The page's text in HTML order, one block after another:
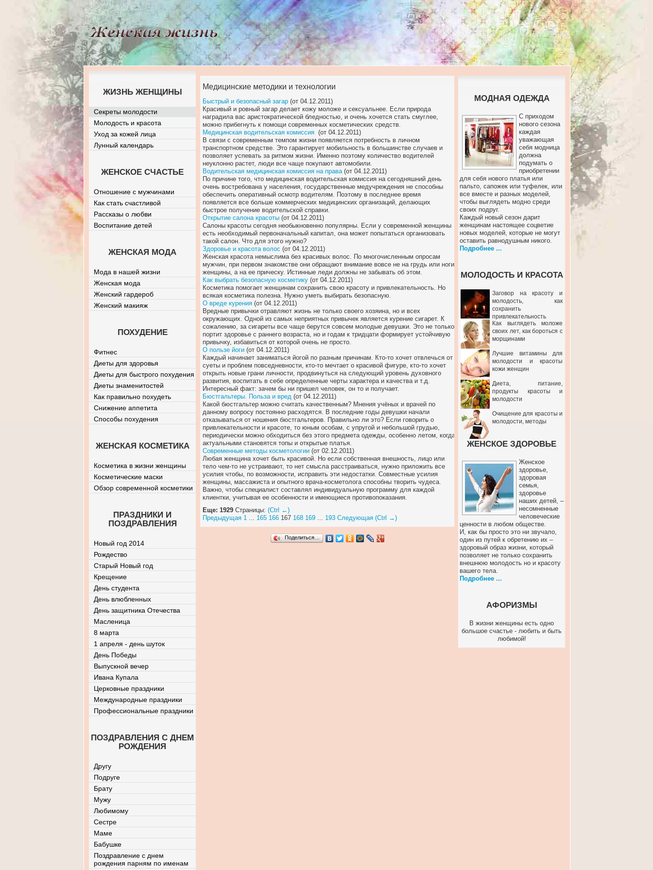
Медицинские методики и технологии
Быстрый и безопасный загар (от 04.12.2011)
Красивый и ровный загар делает кожу моложе и сексуальнее. Если природа
наградила вас аристократической бледностью, и очень хочется стать смуглее,
можно прибегнуть к помощи современных косметических средств.
Медицинская водительская комиссия (от 04.12.2011)
В связи с современным темпом жизни появляется потребность в личном
транспортном средстве. Это гарантирует мобильность в большинстве случаев и
позволяет успевать за ритмом жизни. Именно поэтому количество водителей
неуклонно растет, люди все чаще покупают автомобили.
Водительская медицинская комиссия на права(от 04.12.2011)
По причине того, что медицинская водительская комиссия на сегодняшний день
очень востребована у населения, государственные медучреждения не способны
обеспечить оперативный осмотр водителям. Поэтому в последнее время
появляется все больше коммерческих медицинских организаций, делающих
быстрое получение водительской справки.
Открытие салона красоты (от 04.12.2011)
Салоны красоты сегодня необыкновенно популярны. Если у современной женщины
есть необходимый первоначальный капитал, она может попытаться организовать
такой салон. Что для этого нужно?
Здоровье и красота волос (от 04.12.2011)
Женская красота немыслима без красивых волос. По многочисленным опросам
мужчин, при первом знакомстве они обращают внимание вовсе не на грудь или ноги
женщины, а на ее прическу. Истинные леди должны не забывать об этом.
Как выбрать безопасную косметику (от 04.12.2011)
Косметика помогает женщинам сохранить свою красоту и привлекательность. Но
всякая косметика полезна. Нужно уметь выбирать безопасную.
О вреде курения (от 04.12.2011)
Вредные привычки отравляют жизнь не только своего хозяина, но и всех
окружающих. Одной из самых неприятных привычек является курение сигарет. К
сожалению, за сигареты все чаще берутся совсем молодые девушки. Это не только
портит здоровье с раннего возраста, но и годам к тридцати формирует устойчивую
привычку, избавиться от которой очень не просто.
О пользе йоги (от 04.12.2011)
Каждый начинает заниматься йогой по разным причинам. Кто-то хочет отвлечься от
суеты и проблем повседневности, кто-то мечтает о красивой фигуре, кто-то хочет
открыть новые грани личности, продвинуться на следующий уровень духовного
развития, воспитать в себе определенные черты характера и качества и т.д.
Интересный факт: зачем бы ни пришел человек, он то и получает.
Бюстгальтеры. Польза и вред (от 04.12.2011)
Какой бюстгальтер можно считать качественным? Мнения учёных и врачей по
данному вопросу постоянно расходятся. В последние годы девушки начали
отказываться от ношения бюстгальтеров. Правильно ли это? Если говорить о
привлекательности и красоте, то юным особам, с упругой и небольшой грудью,
периодически можно обходиться без этого предмета одежды, особенно летом, когда
актуальными становятся топы и открытые платья.
Современные методы косметологии (от 02.12.2011)
Любая женщина хочет быть красивой. Но если собственная внешность, лицо или
тело чем-то не устраивают, то нет смысла расстраиваться, нужно приложить все
усилия чтобы, по возможности, исправить эти недостатки. Совместные усилия
женщины, массажиста и опытного врача-косметолога способны творить чудеса.
Важно, чтобы специалист составлял индивидуальную программу для каждой
клиентки, учитывая ее особенности и имеющиеся противопоказания.
Еще: 1929 Страницы: (Ctrl ←)
Предыдущая 1 ... 165 166 167 168 169 ... 193 Следующая (Ctrl →)
Поделиться…
МОДНАЯ ОДЕЖДА
С приходом
нового сезона
каждая
уважающая
себя модница
должна
подумать о
приобретении
для себя нового платья или
пальто, сапожек или туфелек, или
все вместе и разных моделей,
чтобы выглядеть модно среди
своих подруг.
Каждый новый сезон дарит
женщинам настоящее соцветие
новых моделей, которые не могут
оставить равнодушным никого.
Подробнее ...
МОЛОДОСТЬ И КРАСОТА
Заговор на красоту и
молодость, как
сохранить
привлекательность
Как выглядеть моложе
своих лет, как бороться с
морщинами
Лучшие витамины для
молодости и красоты
кожи женщин
Диета, питание,
продукты красоты и
молодости
Очищение для красоты и
молодости, методы
ЖЕНСКОЕ ЗДОРОВЬЕ
Женское
здоровье,
здоровая
семья,
здоровье
наших детей, –
несомненные
человеческие
ценности в любом обществе.
И, как бы просто это ни звучало,
один из путей к обретению их –
здоровый образ жизни, который
позволяет не только сохранить
внешнюю молодость но и красоту
вашего тела.
Подробнее ...
АФОРИЗМЫ
В жизни женщины есть одно
большое счастье - любить и быть
любимой!
ЖИЗНЬ ЖЕНЩИНЫ
Секреты молодости
Молодость и красота
Уход за кожей лица
Лунный календарь
ЖЕНСКОЕ СЧАСТЬЕ
Отношение с мужчинами
Как стать счастливой
Рассказы о любви
Воспитание детей
ЖЕНСКАЯ МОДА
Мода в нашей жизни
Женская мода
Женский гардероб
Женский макияж
ПОХУДЕНИЕ
Фитнес
Диеты для здоровья
Диеты для быстрого похудения
Диеты знаменитостей
Как правильно похудеть
Снижение аппетита
Способы похудения
ЖЕНСКАЯ КОСМЕТИКА
Косметика в жизни женщины
Косметические маски
Обзор современной косметики
ПРАЗДНИКИ И
ПОЗДРАВЛЕНИЯ
Новый год 2014
Рождество
Старый Новый год
Крещение
День студента
День влюбленных
День защитника Отечества
Масленица
8 марта
1 апреля - день шуток
День Победы
Выпускной вечер
Ивана Купала
Церковные праздники
Международные праздники
Профессиональные праздники
ПОЗДРАВЛЕНИЯ С ДНЕМ
РОЖДЕНИЯ
Другу
Подруге
Брату
Мужу
Любимому
Сестре
Маме
Бабушке
Поздравление с днем
рождения парням по именам